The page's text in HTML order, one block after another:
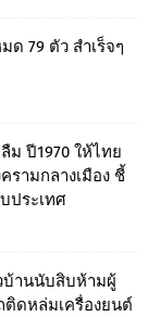
79 ตัว สำเร็จๆ
ม ปี1970 ให้ไทย
ามกลางเมือง ชี้
ประเทศ
บ้านนับสิบห้ามผู้
ติดหล่มเครื่องยนต์